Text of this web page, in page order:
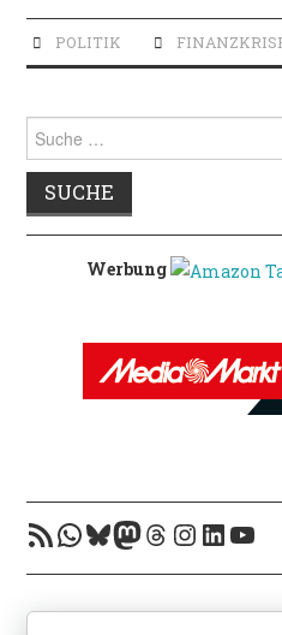
POLITIK
nach:
Werbung
RSS-FeedWhatsApp
Bluesky
Mastodon
Threads